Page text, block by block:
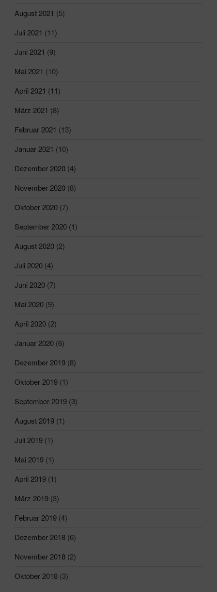
August 2021 (5)
Juli 2021 (11)
Juni 2021 (9)
Mai 2021 (10)
April 2021 (11)
März 2021 (8)
Februar 2021 (13)
Januar 2021 (10)
Dezember 2020 (4)
November 2020 (8)
Oktober 2020 (7)
September 2020 (1)
August 2020 (2)
Juli 2020 (4)
Juni 2020 (7)
Mai 2020 (9)
April 2020 (2)
Januar 2020 (6)
Dezember 2019 (8)
Oktober 2019 (1)
September 2019 (3)
August 2019 (1)
Juli 2019 (1)
Mai 2019 (1)
April 2019 (1)
März 2019 (3)
Februar 2019 (4)
Dezember 2018 (6)
November 2018 (2)
Oktober 2018 (3)